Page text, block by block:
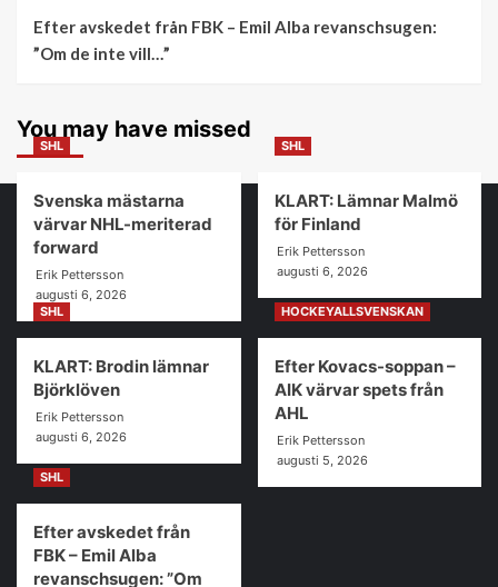
Efter avskedet från FBK – Emil Alba revanschsugen:
”Om de inte vill…”
You may have missed
SHL
Svenska mästarna
värvar NHL-meriterad
forward
Erik Pettersson
augusti 6, 2026
SHL
KLART: Lämnar Malmö
för Finland
Erik Pettersson
augusti 6, 2026
SHL
KLART: Brodin lämnar
Björklöven
Erik Pettersson
augusti 6, 2026
HOCKEYALLSVENSKAN
Efter Kovacs-soppan –
AIK värvar spets från
AHL
Erik Pettersson
augusti 5, 2026
SHL
Efter avskedet från
FBK – Emil Alba
revanschsugen: ”Om